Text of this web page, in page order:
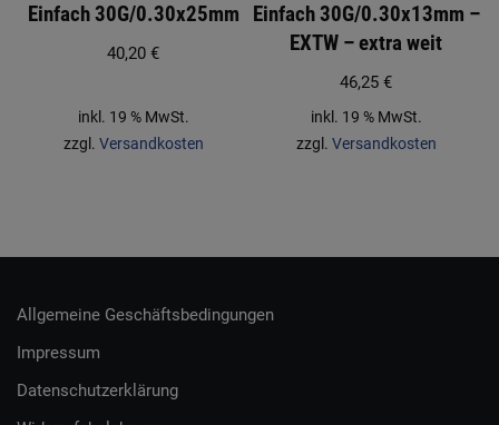
Einfach 30G/0.30x25mm
40,20 €
inkl. 19 % MwSt.
zzgl. Versandkosten
Einfach 30G/0.30x13mm –
EXTW – extra weit
46,25 €
inkl. 19 % MwSt.
zzgl. Versandkosten
Allgemeine Geschäftsbedingungen
Impressum
Datenschutzerklärung